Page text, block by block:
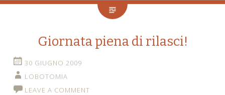
Giornata piena di rilasci!
30 GIUGNO 2009
LOBOTOMIA
LEAVE A COMMENT